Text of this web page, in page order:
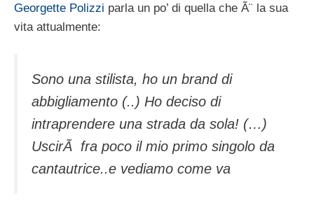
Georgette Polizzi parla un po’ di quella che Ã¨ la sua
vita attualmente:
Sono una stilista, ho un brand di
abbigliamento (..) Ho deciso di
intraprendere una strada da sola! (…)
UscirÃ fra poco il mio primo singolo da
cantautrice..e vediamo come va